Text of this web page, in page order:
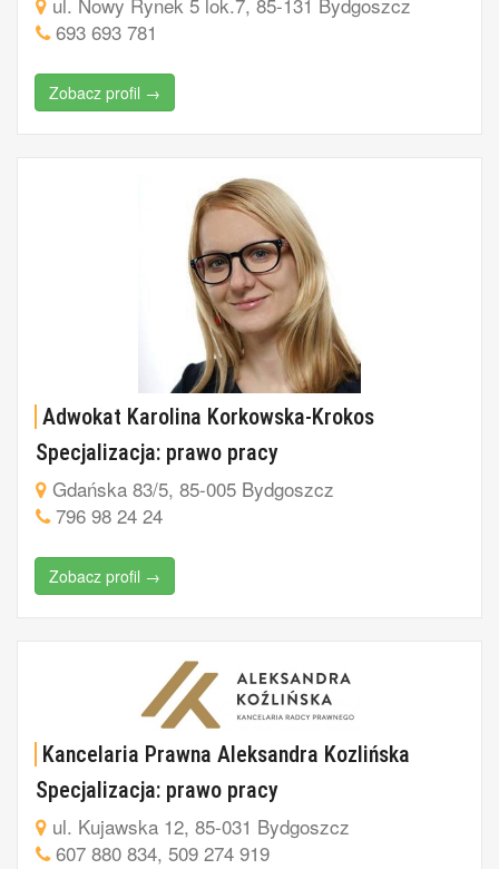
693 693 781
Zobacz profil →
Adwokat Karolina Korkowska-Krokos
Specjalizacja: prawo pracy
Gdańska 83/5, 85-005 Bydgoszcz
796 98 24 24
Zobacz profil →
Kancelaria Prawna Aleksandra Kozlińska
Specjalizacja: prawo pracy
ul. Kujawska 12, 85-031 Bydgoszcz
607 880 834, 509 274 919